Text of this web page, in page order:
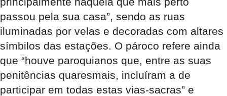
passou pela sua casa”, sendo as ruas
iluminadas por velas e decoradas com altares
símbilos das estações. O pároco refere ainda
que “houve paroquianos que, entre as suas
penitências quaresmais, incluíram a de
participar em todas estas vias-sacras” e